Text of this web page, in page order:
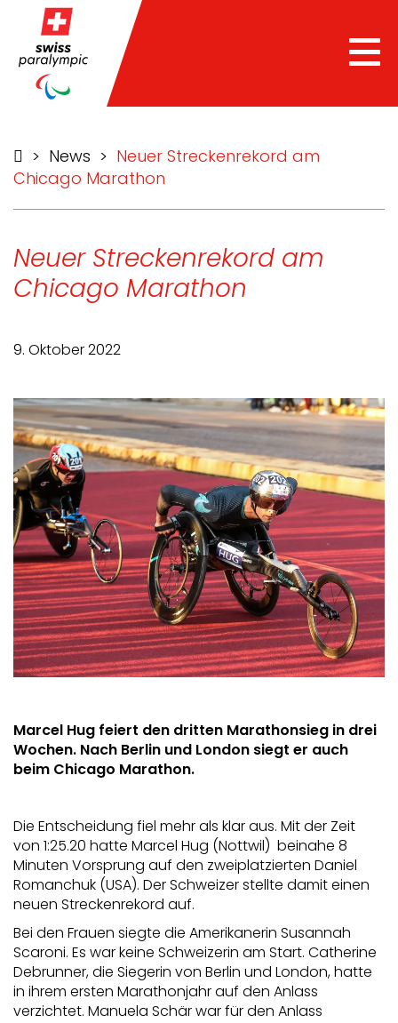
> News >
Neuer Streckenrekord am
Chicago Marathon
Neuer Streckenrekord am
Chicago Marathon
9. Oktober 2022
Marcel Hug feiert den dritten Marathonsieg in drei
Wochen. Nach Berlin und London siegt er auch
beim Chicago Marathon.
Die Entscheidung fiel mehr als klar aus. Mit der Zeit
von 1:25.20 hatte Marcel Hug (Nottwil) beinahe 8
Minuten Vorsprung auf den zweiplatzierten Daniel
Romanchuk (USA). Der Schweizer stellte damit einen
neuen Streckenrekord auf.
Bei den Frauen siegte die Amerikanerin Susannah
Scaroni. Es war keine Schweizerin am Start. Catherine
Debrunner, die Siegerin von Berlin und London, hatte
in ihrem ersten Marathonjahr auf den Anlass
verzichtet. Manuela Schär war für den Anlass